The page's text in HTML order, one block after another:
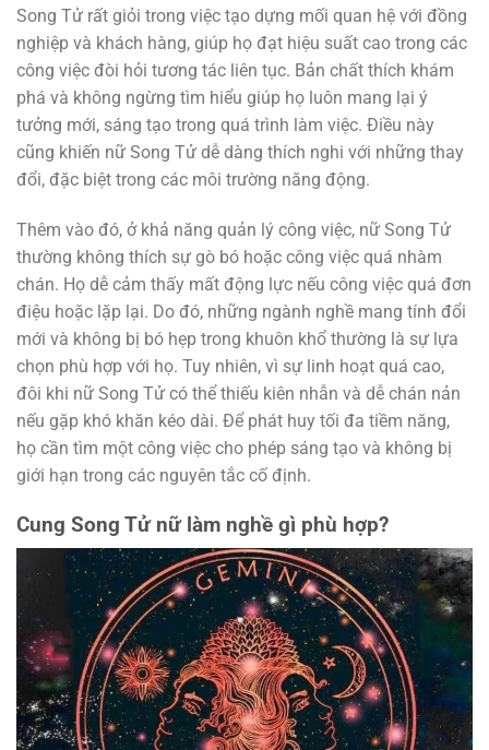
Song Tử rất giỏi trong việc tạo dựng mối quan hệ với đồng
nghiệp và khách hàng, giúp họ đạt hiệu suất cao trong các
công việc đòi hỏi tương tác liên tục. Bản chất thích khám
phá và không ngừng tìm hiểu giúp họ luôn mang lại ý
tưởng mới, sáng tạo trong quá trình làm việc. Điều này
cũng khiến nữ Song Tử dễ dàng thích nghi với những thay
đổi, đặc biệt trong các môi trường năng động.
Thêm vào đó, ở khả năng quản lý công việc, nữ Song Tử
thường không thích sự gò bó hoặc công việc quá nhàm
chán. Họ dễ cảm thấy mất động lực nếu công việc quá đơn
điệu hoặc lặp lại. Do đó, những ngành nghề mang tính đổi
mới và không bị bó hẹp trong khuôn khổ thường là sự lựa
chọn phù hợp với họ. Tuy nhiên, vì sự linh hoạt quá cao,
đôi khi nữ Song Tử có thể thiếu kiên nhẫn và dễ chán nản
nếu gặp khó khăn kéo dài. Để phát huy tối đa tiềm năng,
họ cần tìm một công việc cho phép sáng tạo và không bị
giới hạn trong các nguyên tắc cố định.
Cung Song Tử nữ làm nghề gì phù hợp?